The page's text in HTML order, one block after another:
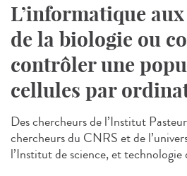
L’informatique
de la biologie ou
contrôler une
cellules par
Des chercheurs de l’Institut
chercheurs du CNRS et de
l’Institut de science, et technologie